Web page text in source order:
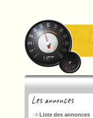
Liste des annonces